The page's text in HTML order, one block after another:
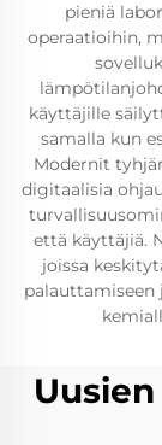
pieniä
operaatioihin,
käyttäjille
samalla kun
Modernit
digitaalisia
että käyttäjiä.
joissa
palauttamiseen